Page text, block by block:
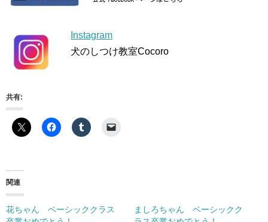
Instagram
犬のしつけ教室Cocoro
共有:
関連
花ちゃん ベーシッククラス
ましろちゃん ベーシックク